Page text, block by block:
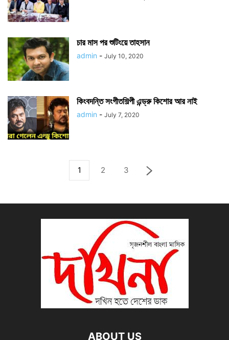
চার মাস পর শুটিংয়ে তাহসান
admin - July 10, 2020
কিংবদন্তি সংগীতশিল্পী এন্ড্রু কিশোর আর নাই
admin - July 7, 2020
1 2 3
ABOUT US